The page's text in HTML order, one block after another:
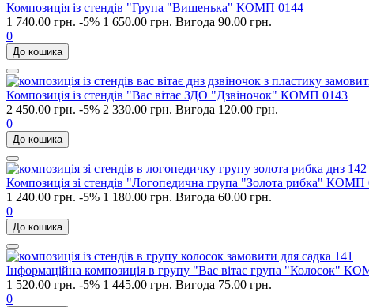
Композиція із стендів "Група "Вишенька" КОМП 0144
1 740.00 грн. -5% 1 650.00 грн. Вигода 90.00 грн.
0
До кошика
Композиція із стендів "Вас вітає ЗДО "Дзвіночок" КОМП 0143
2 450.00 грн. -5% 2 330.00 грн. Вигода 120.00 грн.
0
До кошика
Композиція зі стендів "Логопедична група "Золота рибка" КОМП
1 240.00 грн. -5% 1 180.00 грн. Вигода 60.00 грн.
0
До кошика
Інформаційна композиція в групу "Вас вітає група "Колосок"
1 520.00 грн. -5% 1 445.00 грн. Вигода 75.00 грн.
0